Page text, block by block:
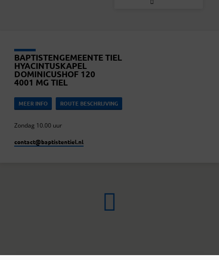
BAPTISTENGEMEENTE TIEL
HYACINTUSKAPEL
DOMINICUSHOF 120
4001 MG TIEL
MEER INFO ROUTE BESCHRIJVING
Zondag 10.00 uur
contact​@baptistentiel.nl